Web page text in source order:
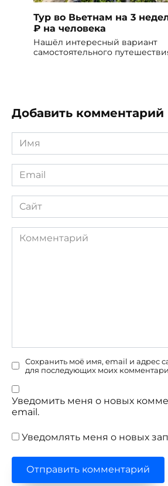
Тур во Вьетнам на 3
₽ на человека
Нашёл интересный вариант
самостоятельного
Добавить комментарий
Имя
Email
Сайт
Комментарий
Сохранить моё имя, email и адрес
для последующих моих
Уведомить меня о новых
email.
Уведомлять меня о новых